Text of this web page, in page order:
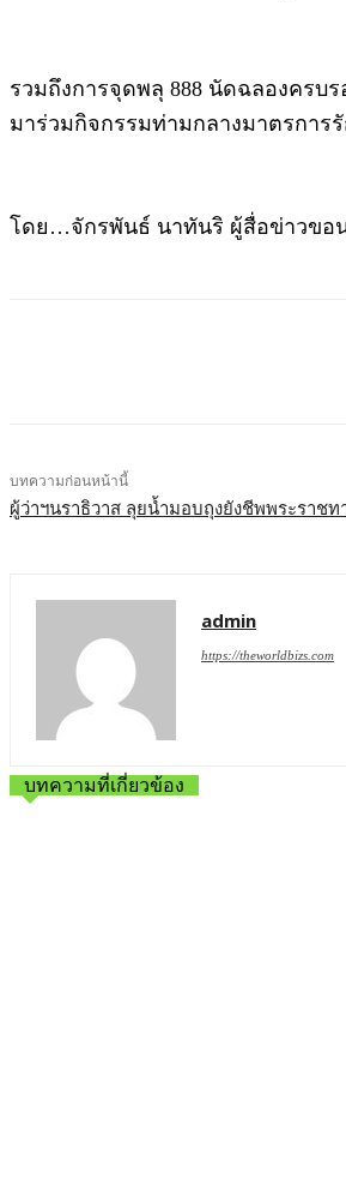
รวมถึงการจุดพลุ 888 นัดฉลองครบ
มาร่วมกิจกรรมท่ามกลางมาตรการ
โดย…จักรพันธ์ นาทันริ ผู้สื่อข่าวขอ
บทความก่อนหน้านี้
ผู้ว่าฯนราธิวาส ลุยน้ำมอบถุงยังชีพพระราชท
admin
https://theworldbizs.com
บทความที่เกี่ยวข้อง